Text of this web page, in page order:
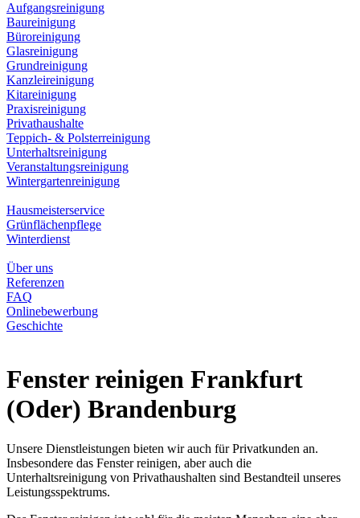
Aufgangsreinigung
Baureinigung
Büroreinigung
Glasreinigung
Grundreinigung
Kanzleireinigung
Kitareinigung
Praxisreinigung
Privathaushalte
Teppich- & Polsterreinigung
Unterhaltsreinigung
Veranstaltungsreinigung
Wintergartenreinigung
Hausmeisterservice
Grünflächenpflege
Winterdienst
Über uns
Referenzen
FAQ
Onlinebewerbung
Geschichte
Fenster reinigen Frankfurt
(Oder) Brandenburg
Unsere Dienstleistungen bieten wir auch für Privatkunden an.
Insbesondere das Fenster reinigen, aber auch die
Unterhaltsreinigung von Privathaushalten sind Bestandteil unseres
Leistungsspektrums.